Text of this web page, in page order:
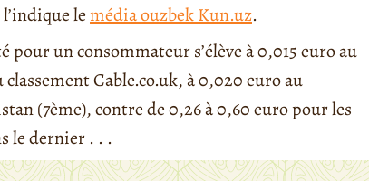
lemédia ouzbek Kun.uz.
un consommateur s’élève à 0,015 euro au
Cable.co.uk, à 0,020 euro au
(7ème), contre de 0,26 à 0,60 euro pour les
le dernier . . .